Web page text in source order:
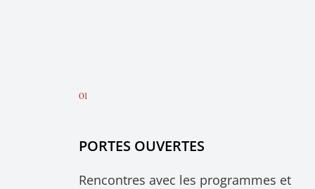
PORTES OUVERTES
Rencontres avec les programmes et